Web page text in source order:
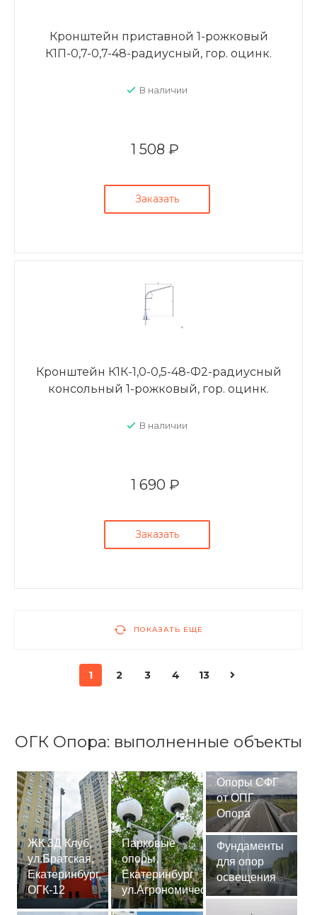
Кронштейн приставной 1-рожковый
К1П-0,7-0,7-48-радиусный, гор. оцинк.
В наличии
1 508 ₽
Заказать
Кронштейн К1К-1,0-0,5-48-Ф2-радиусный
консольный 1-рожковый, гор. оцинк.
В наличии
1 690 ₽
Заказать
ПОКАЗАТЬ ЕЩЕ
1 2 3 4 13
ОГК Опора: выполненные объекты
ЖК 3Д Клуб,
ул.Братская,
Екатеринбург,
ОГК-12
Парковые
опоры,
Екатеринбург
ул.Агрономическая
Опоры СФГ
от ОПГ
Опора
Фундаменты
для опор
освещения